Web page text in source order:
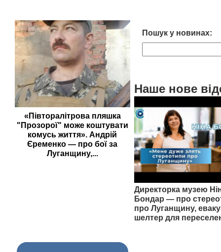
«Півторалітрова пляшка
"Прозорої" може коштувати
комусь життя». Андрій
Єременко — про бої за
Луганщину,...
Пошук у новинах:
Наше нове
Директорка музею
Бондар — про
про Луганщину,
шелтер для